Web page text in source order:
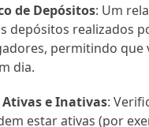
de Depósitos: Um
depósitos realizados
permitindo que
dia.
Ativas e Inativas:
estar ativas (por